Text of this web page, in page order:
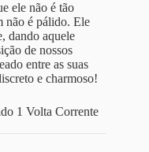
ele não é tão
não é pálido. Ele
dando aquele
de nossos
entre as suas
e charmoso!
1 Volta Corrente